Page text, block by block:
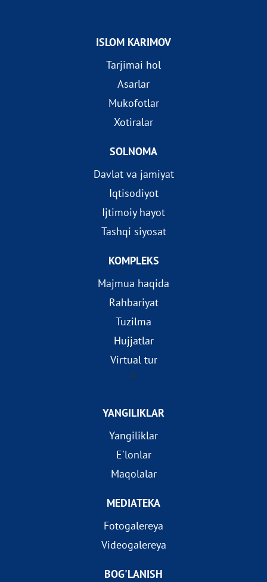
ISLOM KARIMOV
Tarjimai hol
Asarlar
Mukofotlar
Xotiralar
SOLNOMA
Davlat va jamiyat
Iqtisodiyot
Ijtimoiy hayot
Tashqi siyosat
KOMPLEKS
Majmua haqida
Rahbariyat
Tuzilma
Hujjatlar
Virtual tur
?>
YANGILIKLAR
Yangiliklar
E'lonlar
Maqolalar
MEDIATEKA
Fotogalereya
Videogalereya
BOG'LANISH